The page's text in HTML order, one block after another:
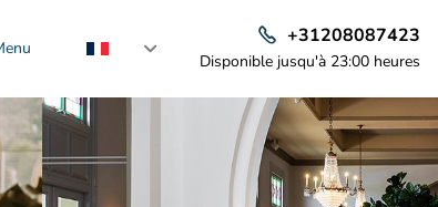
+31208087423
Disponible jusqu'à 23:00 heures